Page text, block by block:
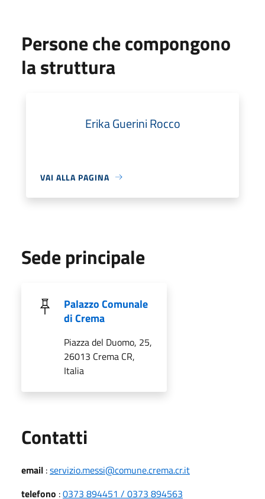
Persone che compongono
la struttura
Erika Guerini Rocco
VAI ALLA PAGINA
Sede principale
Palazzo Comunale
di Crema
Piazza del Duomo, 25,
26013 Crema CR,
Italia
Contatti
email :servizio.messi@comune.crema.cr.it
telefono :0373 894451 / 0373 894563